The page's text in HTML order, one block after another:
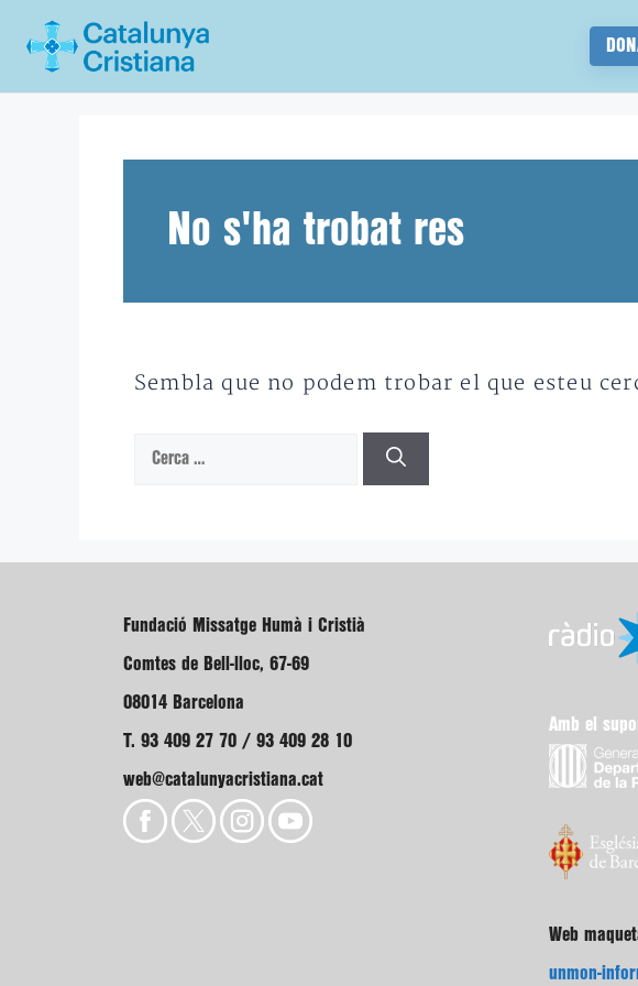
No s'ha trobat res
Sembla que no podem trobar el que esteu
Cerca:
Fundació Missatge Humà i Cristià
Comtes de Bell-lloc, 67-69
08014 Barcelona
T. 93 409 27 70 / 93 409 28 10
web@catalunyacristiana.cat
Amb el
Web
unmon-